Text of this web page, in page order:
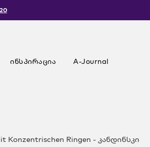
ინსპირაცია A-Journal
Konzentrischen Ringen - კანდინსკი